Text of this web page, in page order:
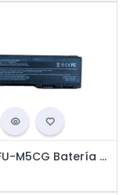
Li-Ion 5FU-M5CG Batería para Dell Inspiron - 11.1V / 5200 mAh / 6 celdas